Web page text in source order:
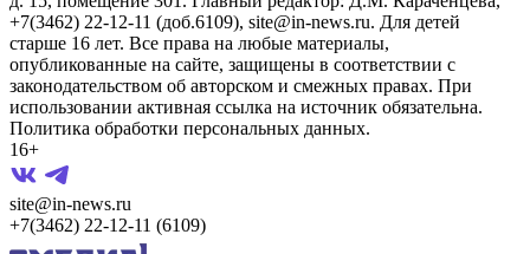
+7(3462) 22-12-11 (доб.6109), site@in-news.ru. Для детей
старше 16 лет. Все права на любые материалы,
опубликованные на сайте, защищены в соответствии с
законодательством об авторском и смежных правах. При
использовании активная ссылка на источник обязательна.
Политика обработки персональных данных.
16+
site@in-news.ru
+7(3462) 22-12-11 (6109)